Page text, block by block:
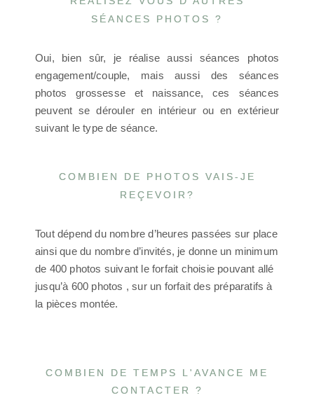
SÉANCES PHOTOS ?
Oui, bien sûr, je réalise aussi séances photos
engagement/couple, mais aussi des séances
photos grossesse et naissance, ces séances
peuvent se dérouler en intérieur ou en extérieur
suivant le type de séance.
COMBIEN DE PHOTOS VAIS-JE
REÇEVOIR?
Tout dépend du nombre d’heures passées sur place
ainsi que du nombre d’invités, je donne un minimum
de 400 photos suivant le forfait choisie pouvant allé
jusqu’à 600 photos , sur un forfait des préparatifs à
la pièces montée.
COMBIEN DE TEMPS L'AVANCE ME
CONTACTER ?